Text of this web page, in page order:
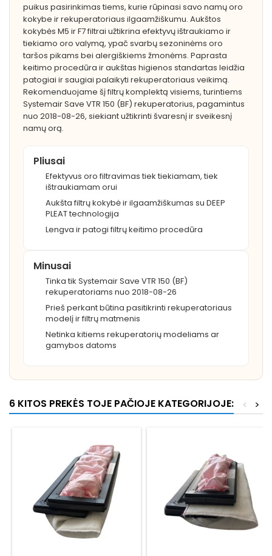
puikus pasirinkimas tiems, kurie rūpinasi savo namų oro
kokybe ir rekuperatoriaus ilgaamžiškumu. Aukštos
kokybės M5 ir F7 filtrai užtikrina efektyvų ištraukiamo ir
tiekiamo oro valymą, ypač svarbų sezoninėms oro
taršos pikams bei alergiškiems žmonėms. Paprasta
keitimo procedūra ir aukštas higienos standartas leidžia
patogiai ir saugiai palaikyti rekuperatoriaus veikimą.
Rekomenduojame šį filtrų komplektą visiems, turintiems
Systemair Save VTR 150 (BF) rekuperatorius, pagamintus
nuo 2018-08-26, siekiant užtikrinti švaresnį ir sveikesnį
namų orą.
Pliusai
Efektyvus oro filtravimas tiek tiekiamam, tiek
ištraukiamam orui
Aukšta filtrų kokybė ir ilgaamžiškumas su DEEP
PLEAT technologija
Lengva ir patogi filtrų keitimo procedūra
Minusai
Tinka tik Systemair Save VTR 150 (BF)
rekuperatoriams nuo 2018-08-26
Prieš perkant būtina pasitikrinti rekuperatoriaus
modelį ir filtrų matmenis
Netinka kitiems rekuperatorių modeliams ar
gamybos datoms
6 KITOS PREKĖS TOJE PAČIOJE KATEGORIJOJE: >
<